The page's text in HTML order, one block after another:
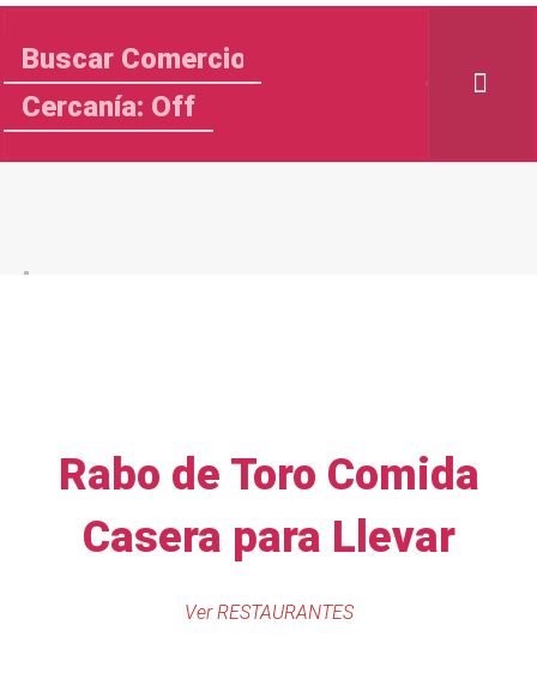
Cercanía: Off
Rabo de Toro Comida
Casera para Llevar
Ver RESTAURANTES